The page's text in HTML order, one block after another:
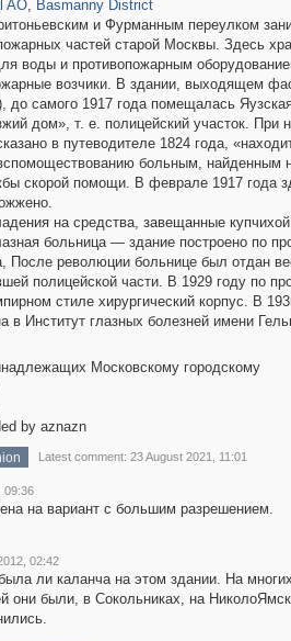
AO, Basmanny District
и Фурманным переулком
частей старой Москвы. Здесь
воды и противопожарным
возчики. В здании, выходящем
до самого 1917 года помещалась
дом», т. е. полицейский участок. При
в путеводителе 1824 года,
больным, найденным
скорой помощи. В феврале 1917 года
на средства, завещанные
больница — здание построено по
После революции больнице был отдан
полицейской части. В 1929 году по
стиле хирургический корпус. В
в Институт глазных болезней имени
Московскому городскому
by aznazn
Latest comment: 23 August 2021, 11:01
09:36
на вариант с большим разрешением.
02:42
ли каланча на этом здании. На
они были, в Сокольниках, на